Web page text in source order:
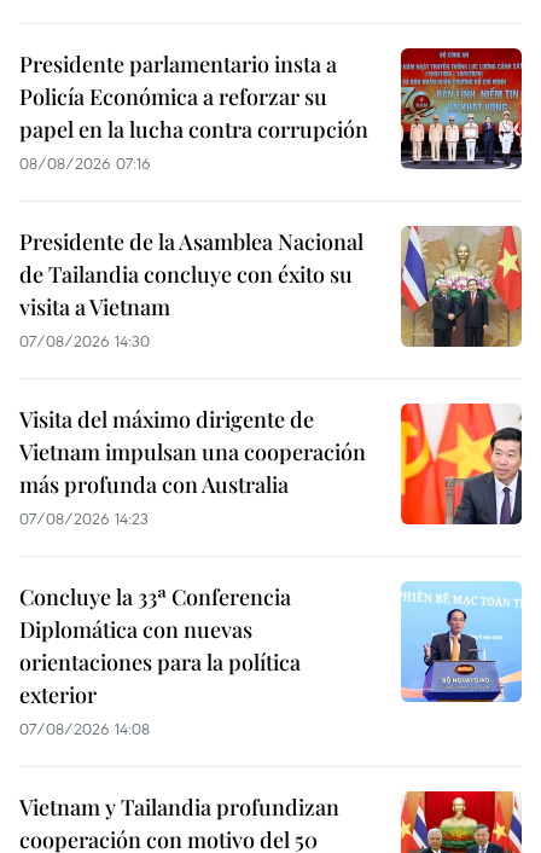
Presidente parlamentario insta a
Policía Económica a reforzar su
papel en la lucha contra corrupción
08/08/2026 07:16
Presidente de la Asamblea Nacional
de Tailandia concluye con éxito su
visita a Vietnam
07/08/2026 14:30
Visita del máximo dirigente de
Vietnam impulsan una cooperación
más profunda con Australia
07/08/2026 14:23
Concluye la 33ª Conferencia
Diplomática con nuevas
orientaciones para la política
exterior
07/08/2026 14:08
Vietnam y Tailandia profundizan
cooperación con motivo del 50